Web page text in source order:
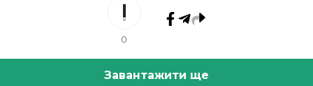
0
Завантажити ще